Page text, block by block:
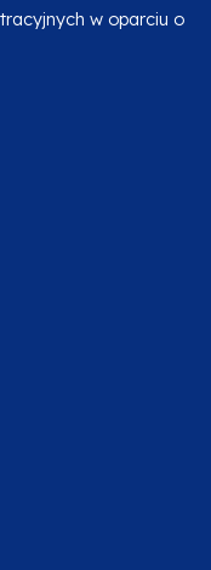
w oparciu o